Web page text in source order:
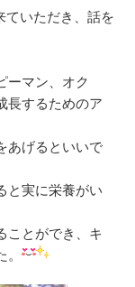
ていただき、話を
ーマン、オク
長するためのア
あげるといいで
と実に栄養がい
ことができ、キ
。